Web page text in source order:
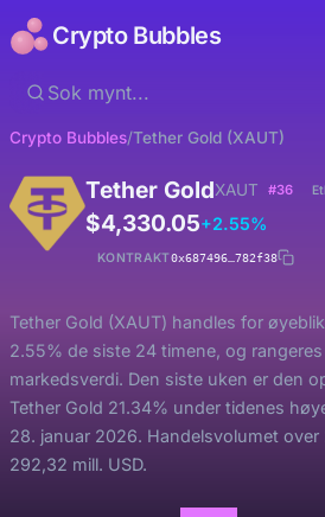
Crypto Bubbles
Crypto Bubbles/Tether Gold (XAUT)
Tether GoldXAUT #36
$4,330.05+2.55%
KONTRAKT0x687496…782f38
Tether Gold (XAUT) handles for
2.55% de siste 24 timene, og
markedsverdi. Den siste uken er den
Tether Gold 21.34% under tidenes
28. januar 2026. Handelsvolumet over
292,32 mill. USD.